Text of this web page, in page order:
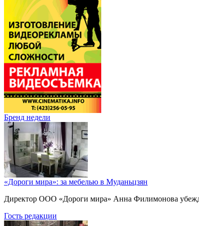
Бренд недели
«Дороги мира»: за мебелью в Муданьцзян
Директор ООО «Дороги мира» Анна Филимонова
Гость редакции